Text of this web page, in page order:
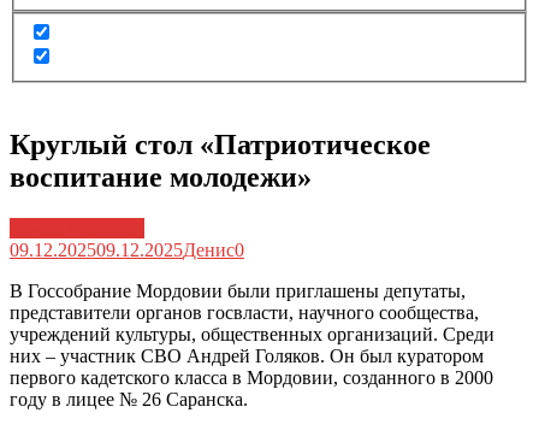
Круглый стол «Патриотическое
воспитание молодежи»
09.12.202509.12.2025Денис0
В Госсобрание Мордовии были приглашены депутаты,
представители органов госвласти, научного сообщества,
учреждений культуры, общественных организаций. Среди
них – участник СВО Андрей Голяков. Он был куратором
первого кадетского класса в Мордовии, созданного в 2000
году в лицее № 26 Саранска.